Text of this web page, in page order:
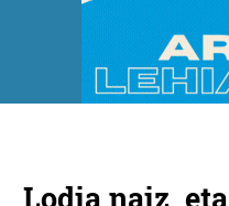
Lodia naiz,